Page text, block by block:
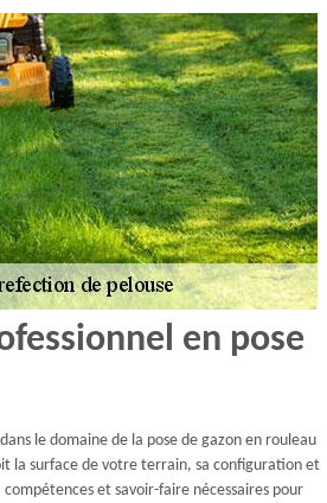
en pose
le domaine de la pose de gazon en rouleau
la surface de votre terrain, sa configuration et
et savoir-faire nécessaires pour